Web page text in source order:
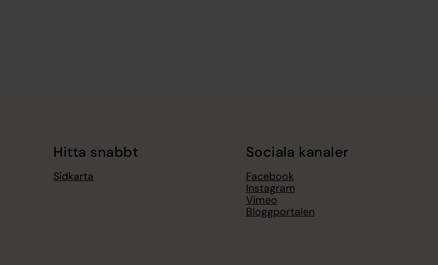
Hitta snabbt
Sidkarta
Sociala kanaler
Facebook
Instagram
Vimeo
Bloggportalen